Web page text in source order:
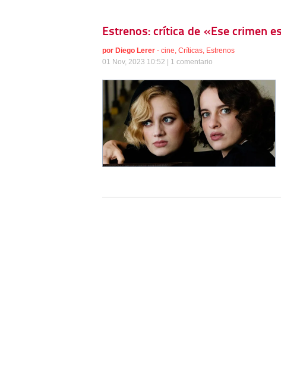
Estrenos: crítica de «Ese crimen
por Diego Lerer - cine, Críticas, Estrenos
01 Nov, 2023 10:52 | 1 comentario